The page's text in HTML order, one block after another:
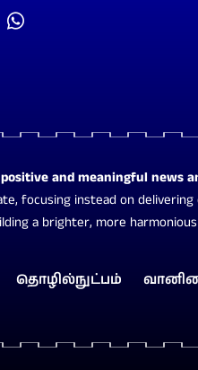
and meaningful news
focusing instead on
a brighter, more
தொழில்நுட்பம்